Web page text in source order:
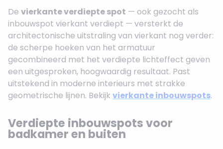
De vierkante verdiepte spot — ook gezocht als
inbouwspot vierkant verdiept — versterkt de
architectonische uitstraling van vierkant nog verder:
de scherpe hoeken van het armatuur
gecombineerd met het verdiepte lichteffect geven
een uitgesproken, hoogwaardig resultaat. Past
uitstekend in moderne interieurs met strakke
geometrische lijnen. Bekijk vierkante inbouwspots.
Verdiepte inbouwspots voor
badkamer en buiten